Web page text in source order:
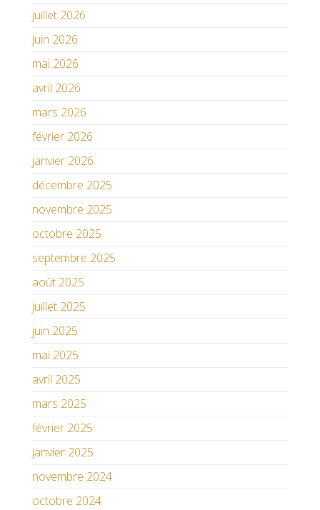
juillet 2026
juin 2026
mai 2026
avril 2026
mars 2026
février 2026
janvier 2026
décembre 2025
novembre 2025
octobre 2025
septembre 2025
août 2025
juillet 2025
juin 2025
mai 2025
avril 2025
mars 2025
février 2025
janvier 2025
novembre 2024
octobre 2024